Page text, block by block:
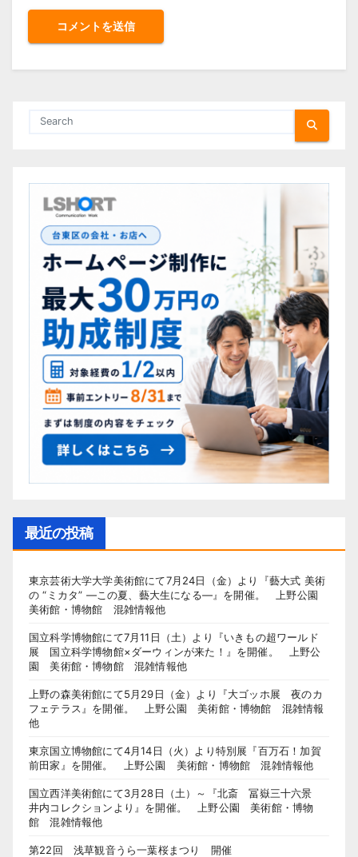
最近の投稿
東京芸術大学大学美術館にて7月24日（金）より『藝大式 美術
の “ミカタ” ―この夏、藝大生になる―』を開催。 上野公園
美術館・博物館 混雑情報他
国立科学博物館にて7月11日（土）より『いきもの超ワールド
展 国立科学博物館×ダーウィンが来た！』を開催。 上野公
園 美術館・博物館 混雑情報他
上野の森美術館にて5月29日（金）より『大ゴッホ展 夜のカ
フェテラス』を開催。 上野公園 美術館・博物館 混雑情報
他
東京国立博物館にて4月14日（火）より特別展『百万石！加賀
前田家』を開催。 上野公園 美術館・博物館 混雑情報他
国立西洋美術館にて3月28日（土）～『北斎 冨嶽三十六景
井内コレクションより』を開催。 上野公園 美術館・博物
館 混雑情報他
第22回 浅草観音うら一葉桜まつり 開催